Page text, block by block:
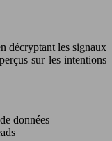
décryptant les signaux
sur les intentions
données